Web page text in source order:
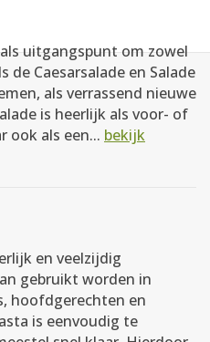
uitgangspunt om zowel
de Caesarsalade en Salade
als verrassend nieuwe
is heerlijk als voor- of
ook als een... bekijk
en veelzijdig
gebruikt worden in
hoofdgerechten en
is eenvoudig te